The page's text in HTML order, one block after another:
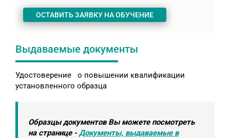
ОСТАВИТЬ ЗАЯВКУ НА ОБУЧЕНИЕ
Выдаваемые документы
Удостоверение о повышении квалификации
установленного образца
Образцы документов Вы можете посмотреть
на странице -Документы, выдаваемые в